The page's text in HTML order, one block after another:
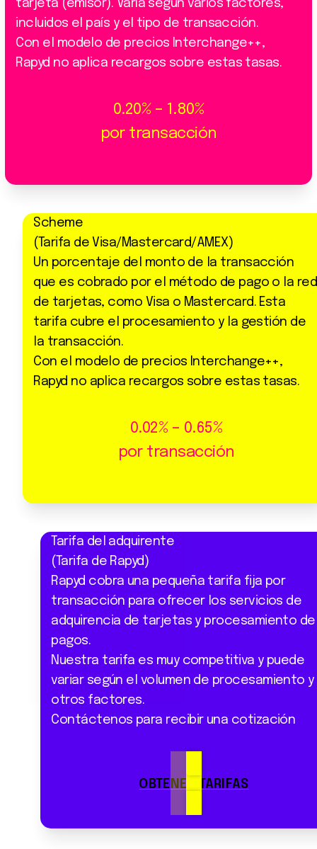
tarjeta (emisor). Varía según varios factores,
incluidos el país y el tipo de transacción.
Con el modelo de precios Interchange++,
Rapyd no aplica recargos sobre estas tasas.
0.20% – 1.80%
por transacción
Scheme
(Tarifa de Visa/Mastercard/AMEX)
Un porcentaje del monto de la transacción
que es cobrado por el método de pago o la red
de tarjetas, como Visa o Mastercard. Esta
tarifa cubre el procesamiento y la gestión de
la transacción.
Con el modelo de precios Interchange++,
Rapyd no aplica recargos sobre estas tasas.
0.02% – 0.65%
por transacción
Tarifa del adquirente
(Tarifa de Rapyd)
Rapyd cobra una pequeña tarifa fija por
transacción para ofrecer los servicios de
adquirencia de tarjetas y procesamiento de
pagos.
Nuestra tarifa es muy competitiva y puede
variar según el volumen de procesamiento y
otros factores.
Contáctenos para recibir una cotización
OBTENER TARIFAS